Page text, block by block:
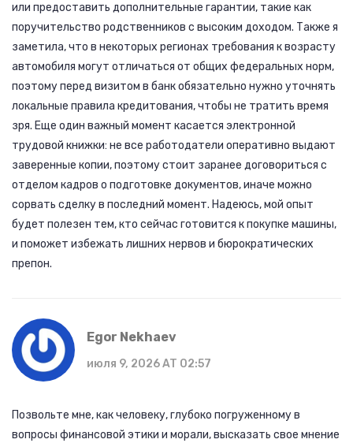
или предоставить дополнительные гарантии, такие как
поручительство родственников с высоким доходом. Также я
заметила, что в некоторых регионах требования к возрасту
автомобиля могут отличаться от общих федеральных норм,
поэтому перед визитом в банк обязательно нужно уточнять
локальные правила кредитования, чтобы не тратить время
зря. Еще один важный момент касается электронной
трудовой книжки: не все работодатели оперативно выдают
заверенные копии, поэтому стоит заранее договориться с
отделом кадров о подготовке документов, иначе можно
сорвать сделку в последний момент. Надеюсь, мой опыт
будет полезен тем, кто сейчас готовится к покупке машины,
и поможет избежать лишних нервов и бюрократических
препон.
Egor Nekhaev
июля 9, 2026 AT 02:57
Позвольте мне, как человеку, глубоко погруженному в
вопросы финансовой этики и морали, высказать свое мнение